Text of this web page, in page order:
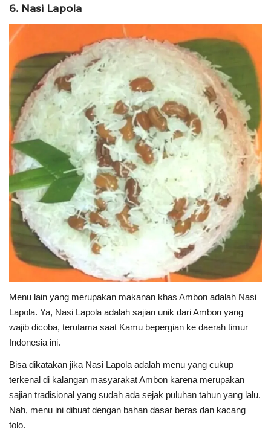
6. Nasi Lapola
Menu lain yang merupakan makanan khas Ambon adalah Nasi
Lapola. Ya, Nasi Lapola adalah sajian unik dari Ambon yang
wajib dicoba, terutama saat Kamu bepergian ke daerah timur
Indonesia ini.
Bisa dikatakan jika Nasi Lapola adalah menu yang cukup
terkenal di kalangan masyarakat Ambon karena merupakan
sajian tradisional yang sudah ada sejak puluhan tahun yang lalu.
Nah, menu ini dibuat dengan bahan dasar beras dan kacang
tolo.